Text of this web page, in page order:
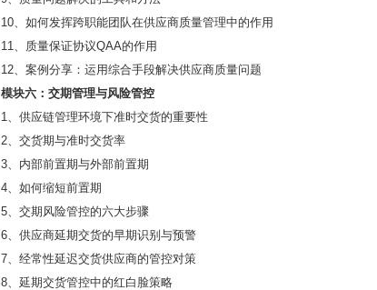
10、如何发挥跨职能团队在供应商质量管理中的作用
11、质量保证协议QAA的作用
12、案例分享：运用综合手段解决供应商质量问题
模块六：交期管理与风险管控
1、供应链管理环境下准时交货的重要性
2、交货期与准时交货率
3、内部前置期与外部前置期
4、如何缩短前置期
5、交期风险管控的六大步骤
6、供应商延期交货的早期识别与预警
7、经常性延迟交货供应商的管控对策
8、延期交货管控中的红白脸策略